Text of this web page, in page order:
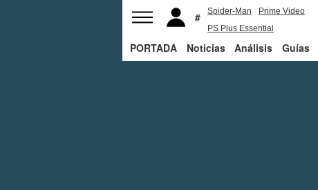
Spider-Man
Prime Video
PS Plus Essential
George R.R. Martin
PORTADA Noticias Análisis Guías